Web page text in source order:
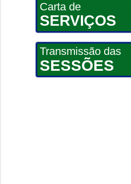
Carta de
SERVIÇOS
Transmissão das
SESSÕES